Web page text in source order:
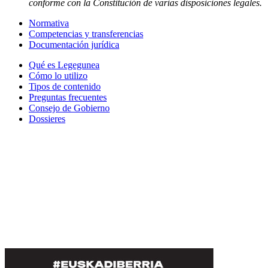
conforme con la Constitución de varias disposiciones legales.
Normativa
Competencias y transferencias
Documentación jurídica
Qué es Legegunea
Cómo lo utilizo
Tipos de contenido
Preguntas frecuentes
Consejo de Gobierno
Dossieres